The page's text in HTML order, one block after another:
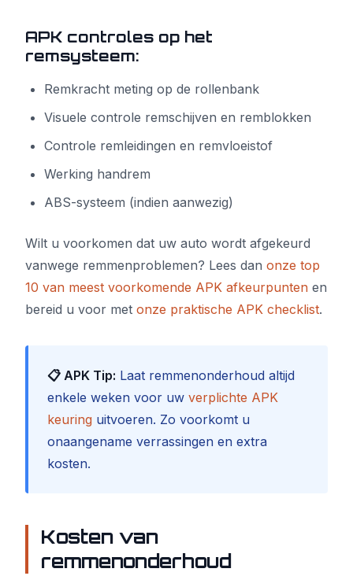
APK controles op het
remsysteem:
Remkracht meting op de rollenbank
Visuele controle remschijven en remblokken
Controle remleidingen en remvloeistof
Werking handrem
ABS-systeem (indien aanwezig)
Wilt u voorkomen dat uw auto wordt afgekeurd
vanwege remmenproblemen? Lees dan onze top
10 van meest voorkomende APK afkeurpunten en
bereid u voor met onze praktische APK checklist.
📋 APK Tip: Laat remmenonderhoud altijd
enkele weken voor uw verplichte APK
keuring uitvoeren. Zo voorkomt u
onaangename verrassingen en extra
kosten.
Kosten van
remmenonderhoud